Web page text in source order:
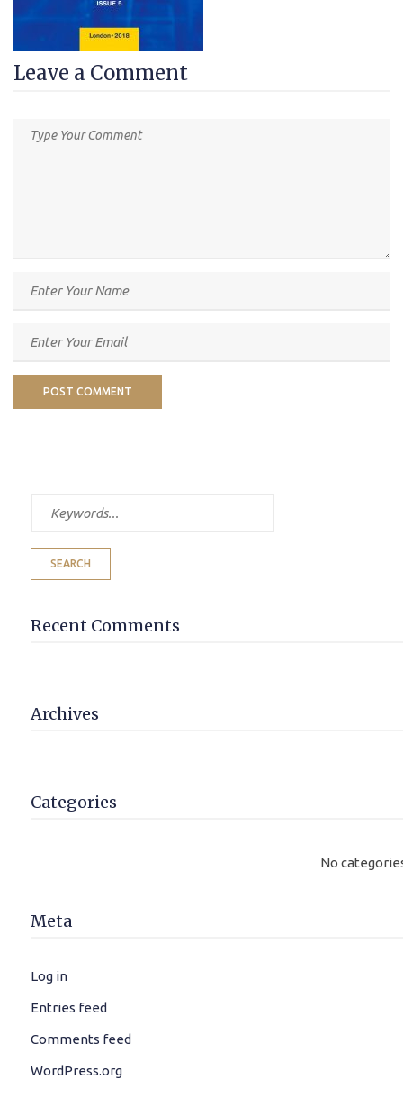
Leave a Comment
Recent Comments
Archives
Categories
No
Meta
Log in
Entries feed
Comments feed
WordPress.org